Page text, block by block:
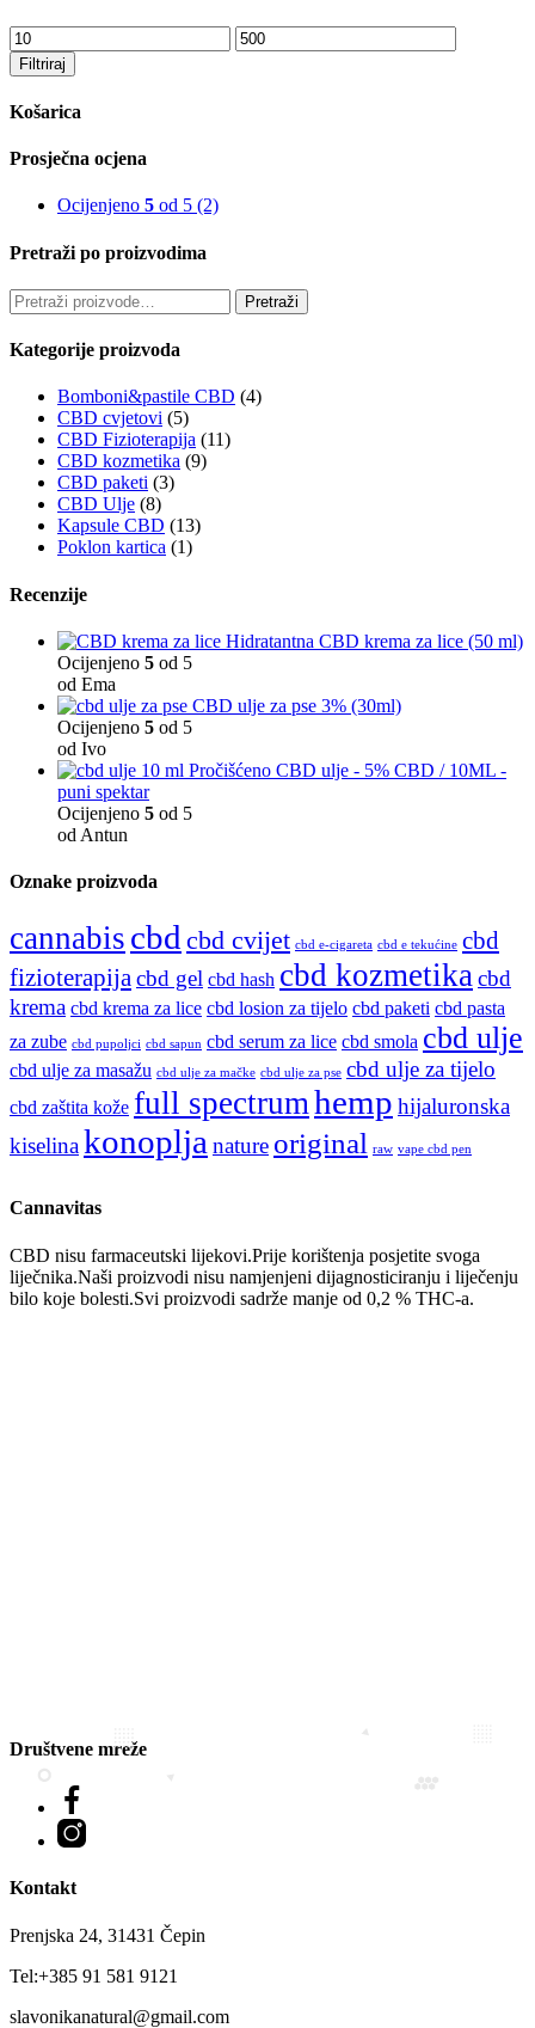
do
€84.00
varijanti.
Opcije
Min
cijena
Maks
cijena
Filtriraj
Košarica
Prosječna ocjena
Ocijenjeno 5 od 5 (2)
Pretraži po proizvodima
Pretraži: Pretraži
Kategorije proizvoda
Bomboni&pastile CBD (4)
CBD cvjetovi (5)
CBD Fizioterapija (11)
CBD kozmetika (9)
CBD paketi (3)
CBD Ulje (8)
Kapsule CBD (13)
Poklon kartica (1)
Recenzije
Hidratantna CBD krema za lice (50 ml)
Ocijenjeno 5 od 5
od Ema
CBD ulje za pse 3% (30ml)
Ocijenjeno 5 od 5
od Ivo
Pročišćeno CBD ulje - 5% CBD / 10ML -
puni spektar
Ocijenjeno 5 od 5
od Antun
Oznake proizvoda
cannabis cbd cbd cvijet cbd e-cigareta cbd e tekućine cbd
fizioterapijacbd gel cbd hash cbd kozmetikacbd
krema cbd krema za lice cbd losion za tijelo cbd paketi cbd pasta
za zube cbd pupoljci cbd sapun cbd serum za lice cbd smola cbd ulje
cbd ulje za masažu cbd ulje za mačke cbd ulje za pse cbd ulje za tijelo
cbd zaštita kože full spectrumhemp hijaluronska
kiselinakonopljanature original raw vape cbd pen
Cannavitas
CBD nisu farmaceutski lijekovi.Prije korištenja posjetite svoga
liječnika.Naši proizvodi nisu namjenjeni dijagnosticiranju i liječenju
bilo koje bolesti.Svi proizvodi sadrže manje od 0,2 % THC-a.
Društvene mreže
Facebook
Instagram
Kontakt
Prenjska 24, 31431 Čepin
Tel:+385 91 581 9121
slavonikanatural@gmail.com